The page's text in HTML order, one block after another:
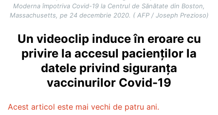
Moderna împotriva Covid-19 la Centrul de Sănătate din Boston,
Massachusetts, pe 24 decembrie 2020. ( AFP / Joseph Prezioso)
Un videoclip induce în eroare cu
privire la accesul pacienților la
datele privind siguranța
vaccinurilor Covid-19
Acest articol este mai vechi de patru ani.